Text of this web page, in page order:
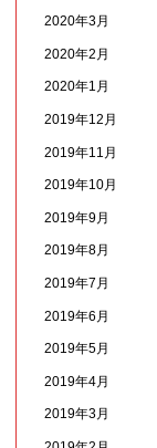
2020年3月
2020年2月
2020年1月
2019年12月
2019年11月
2019年10月
2019年9月
2019年8月
2019年7月
2019年6月
2019年5月
2019年4月
2019年3月